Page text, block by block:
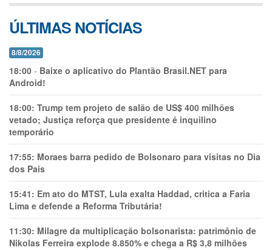
ÚLTIMAS NOTÍCIAS
8/8/2026
18:00 - Baixe o aplicativo do Plantão Brasil.NET para
Android!
18:00: Trump tem projeto de salão de US$ 400 milhões
vetado; Justiça reforça que presidente é inquilino
temporário
17:55: Moraes barra pedido de Bolsonaro para visitas no Dia
dos Pais
15:41: Em ato do MTST, Lula exalta Haddad, critica a Faria
Lima e defende a Reforma Tributária!
11:30: Milagre da multiplicação bolsonarista: patrimônio de
Nikolas Ferreira explode 8.850% e chega a R$ 3,8 milhões